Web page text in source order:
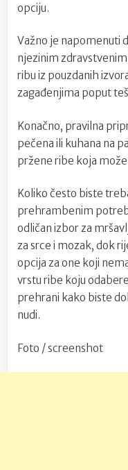
opciju.
Važno je napomenuti
njezinim
ribu iz pouzdanih
zagađenjima poput
Konačno, pravilna
pečena ili kuhana na
pržene ribe koja
Koliko često biste
prehrambenim
odličan izbor za
za srce i mozak, dok
opcija za one koji
vrstu ribe koju
prehrani kako biste
nudi.
Foto / screenshot